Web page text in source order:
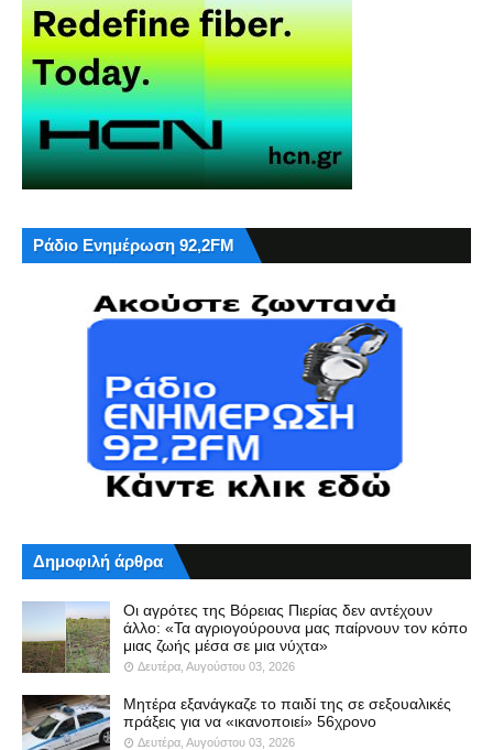
Ράδιο Ενημέρωση 92,2FM
Δημοφιλή άρθρα
Οι αγρότες της Βόρειας Πιερίας δεν αντέχουν
άλλο: «Τα αγριογούρουνα μας παίρνουν τον κόπο
μιας ζωής μέσα σε μια νύχτα»
Δευτέρα, Αυγούστου 03, 2026
Μητέρα εξανάγκαζε το παιδί της σε σεξουαλικές
πράξεις για να «ικανοποιεί» 56χρονο
Δευτέρα, Αυγούστου 03, 2026